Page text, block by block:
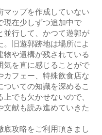
ップを作成していない
現在少しずつ追加中で
並行して、かつて遊郭が
。旧遊郭跡地は場所によ
物や遺構が残されている
気を直に感じることがで
カフェー、特殊飲食店な
いての知識を深めるこ
でも欠かせないので、
文献も読み進めていきた
攻略をご利用頂きまし